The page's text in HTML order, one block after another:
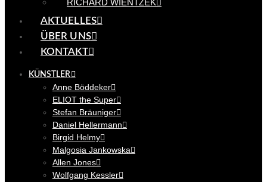
RICHARD WIENTZEK
AKTUELLES
ÜBER UNS
KONTAKT
KÜNSTLER
Anne Böddeker
ELIOT the Super
Stefan Bräuniger
Daniel Hellermann
Birgid Helmy
Malgosia Jankowska
Allen Jones
Wolfgang Kessler